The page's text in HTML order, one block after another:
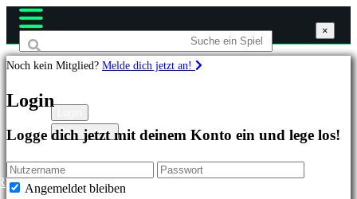
Spiele
Highlights
Neuveröffentlichungen
Free
Registrieren
×
Noch kein Mitglied? Melde dich jetzt an!
Login
Logge dich jetzt mit deinem Konto ein und lege los!
Angemeldet bleiben
×
×